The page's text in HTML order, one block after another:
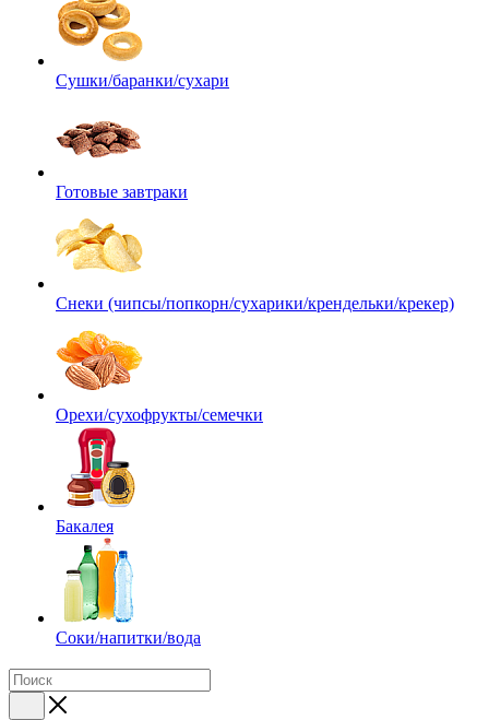
Сушки/баранки/сухари
Готовые завтраки
Снеки (чипсы/попкорн/сухарики/крендельки/крекер)
Орехи/сухофрукты/семечки
Бакалея
Соки/напитки/вода